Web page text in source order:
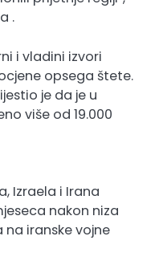
.
i vladini izvori
opsega štete.
je da je u
više od 19.000
Izraela i Irana
nakon niza
iranske vojne